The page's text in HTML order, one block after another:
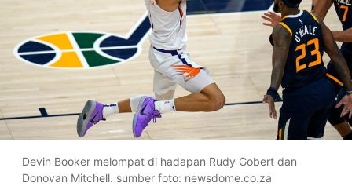
Devin Booker melompat di hadapan Rudy Gobert dan
Donovan Mitchell. sumber foto: newsdome.co.za